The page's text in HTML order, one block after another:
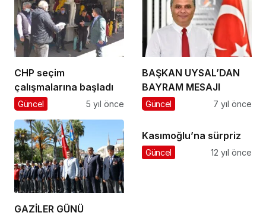
CHP seçim
çalışmalarına başladı
Güncel 5 yıl önce
BAŞKAN UYSAL’DAN
BAYRAM MESAJI
Güncel 7 yıl önce
GAZİLER GÜNÜ
Kasımoğlu’na sürpriz
Güncel 12 yıl önce